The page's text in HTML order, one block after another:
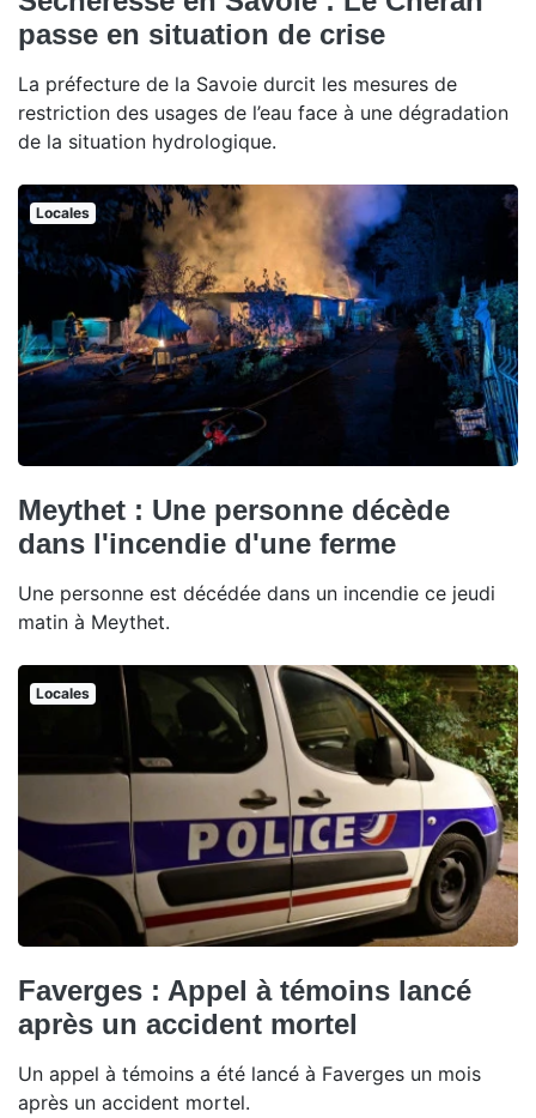
passe en situation de crise
La préfecture de la Savoie durcit les mesures de
restriction des usages de l’eau face à une dégradation
de la situation hydrologique.
Locales
Meythet : Une personne décède
dans l'incendie d'une ferme
Une personne est décédée dans un incendie ce jeudi
matin à Meythet.
Locales
Faverges : Appel à témoins lancé
après un accident mortel
Un appel à témoins a été lancé à Faverges un mois
après un accident mortel.